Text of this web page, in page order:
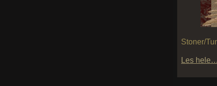
Stoner/
Les hele…